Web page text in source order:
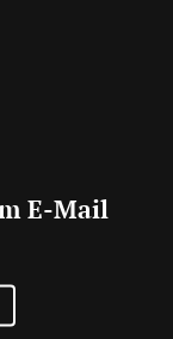
E-Mail